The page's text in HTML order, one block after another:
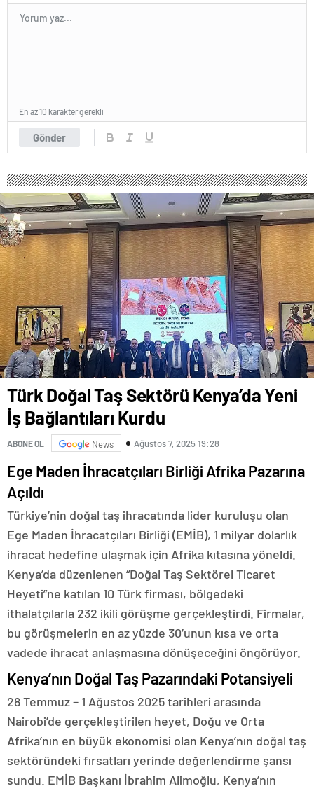
Gönder
En az 10 karakter gerekli
Türk Doğal Taş Sektörü Kenya’da Yeni
İş Bağlantıları Kurdu
ABONE OL News Ağustos 7, 2025 19:28
Ege Maden İhracatçıları Birliği Afrika Pazarına
Açıldı
Türkiye’nin doğal taş ihracatında lider kuruluşu olan
Ege Maden İhracatçıları Birliği (EMİB), 1 milyar dolarlık
ihracat hedefine ulaşmak için Afrika kıtasına yöneldi.
Kenya’da düzenlenen “Doğal Taş Sektörel Ticaret
Heyeti”ne katılan 10 Türk firması, bölgedeki
ithalatçılarla 232 ikili görüşme gerçekleştirdi. Firmalar,
bu görüşmelerin en az yüzde 30’unun kısa ve orta
vadede ihracat anlaşmasına dönüşeceğini öngörüyor.
Kenya’nın Doğal Taş Pazarındaki Potansiyeli
28 Temmuz – 1 Ağustos 2025 tarihleri arasında
Nairobi’de gerçekleştirilen heyet, Doğu ve Orta
Afrika’nın en büyük ekonomisi olan Kenya’nın doğal taş
sektöründeki fırsatları yerinde değerlendirme şansı
sundu. EMİB Başkanı İbrahim Alimoğlu, Kenya’nın